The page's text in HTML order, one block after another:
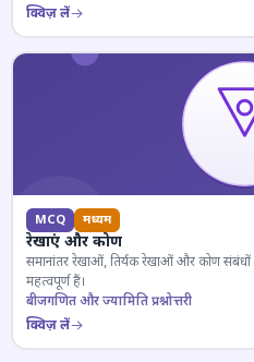
क्विज़ लें
MCQ मध्यम
रेखाएं और कोण
समानांतर रेखाओं, तिर्यक रेखाओं और कोण संबंधों
महत्वपूर्ण हैं।
बीजगणित और ज्यामिति प्रश्नोत्तरी
क्विज़ लें